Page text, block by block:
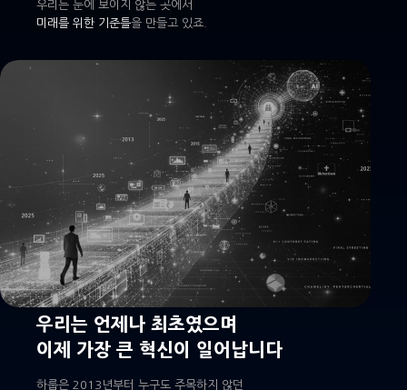
우리는 눈에 보이지 않는 곳에서
미래를 위한 기준틀을 만들고 있죠.
우리는 언제나 최초였으며
이제 가장 큰 혁신이 일어납니다
하룹은 2013년부터 누구도 주목하지 않던